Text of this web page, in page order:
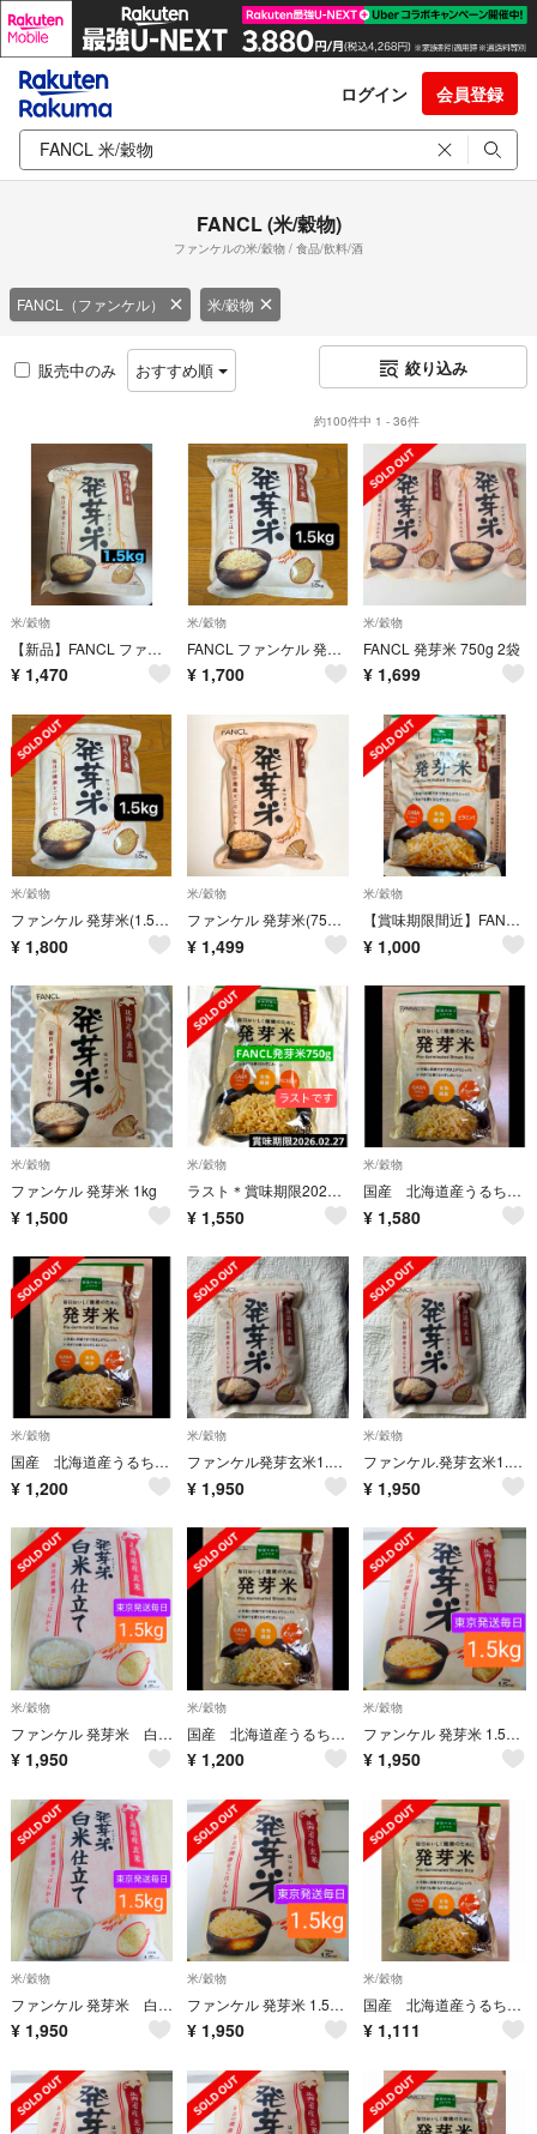
ログイン 会員登録
FANCL (米/穀物)
ファンケルの米/穀物 / 食品/飲料/酒
FANCL（ファンケル） 米/穀物
販売中のみ おすすめ順 絞り込み
約100件中 1 - 36件
米/穀物
【新品】FANCL ファンケル 発芽米 1.5kg 健康米 栄養豊富
¥ 1,470
米/穀物
FANCL ファンケル 発芽米 1.5kg 国内産玄米
¥ 1,700
米/穀物
FANCL 発芽米 750g 2袋
¥ 1,699
米/穀物
ファンケル 発芽米(1.5kg)
¥ 1,800
米/穀物
ファンケル 発芽米(750g) 1袋
¥ 1,499
米/穀物
【賞味期限間近】FANCL ファンケル 北海道産玄米使用 発芽米 1袋
¥ 1,000
米/穀物
ファンケル 発芽米 1kg
¥ 1,500
米/穀物
ラスト＊賞味期限2026.2.27＊FANCL発芽米750g
¥ 1,550
米/穀物
国産 北海道産うるち米 玄米 750g チャック付 食物繊維 GABA ビタミン
¥ 1,580
米/穀物
国産 北海道産うるち米 玄米 750g 便利なチャック付 食物繊維 GABA
¥ 1,200
米/穀物
ファンケル発芽玄米1.5kg
¥ 1,950
米/穀物
ファンケル.発芽玄米1.5kg
¥ 1,950
米/穀物
ファンケル 発芽米 白米仕立て 1.5kg×1袋 賞味期限2026.1.1
¥ 1,950
米/穀物
国産 北海道産うるち米 玄米 750g チャック付 食物繊維 GABAビタミン
¥ 1,200
米/穀物
ファンケル 発芽米 1.5kg×1袋 賞味期限2026.1.6
¥ 1,950
米/穀物
ファンケル 発芽米 白米仕立て 1.5kg×1袋 賞味期限2026.1.1
¥ 1,950
米/穀物
ファンケル 発芽米 1.5kg×1袋 賞味期限2026.1.6
¥ 1,950
米/穀物
国産 北海道産うるち米 玄米 750g チャック付 食物繊維 GABAビタミン
¥ 1,111